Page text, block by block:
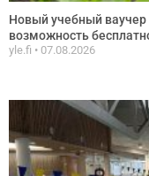
Новый учебный ваучер
возможность
yle.fi 07.08.2026